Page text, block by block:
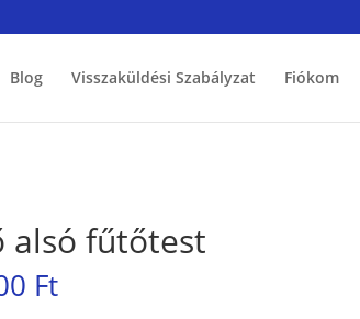
Blog Visszaküldési Szabályzat Fiókom
alsó fűtőtest
Ft